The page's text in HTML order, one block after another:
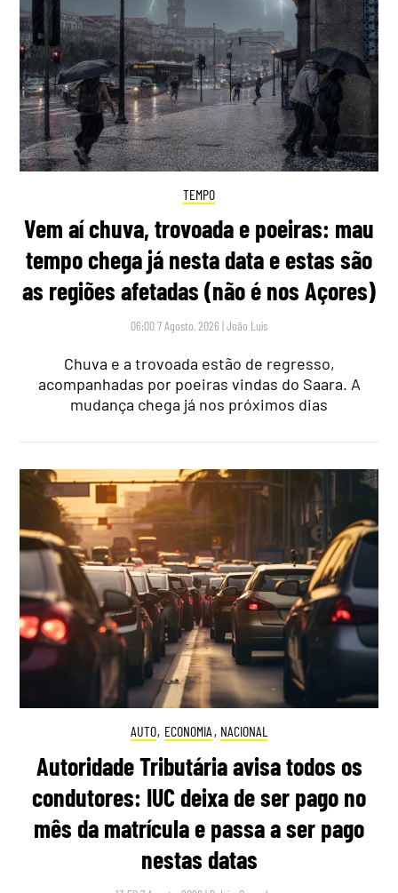
TEMPO
Vem aí chuva, trovoada e poeiras: mau
tempo chega já nesta data e estas são
as regiões afetadas (não é nos Açores)
06:00 7 Agosto, 2026 |João Luís
Chuva e a trovoada estão de regresso,
acompanhadas por poeiras vindas do Saara. A
mudança chega já nos próximos dias
AUTO, ECONOMIA , NACIONAL
Autoridade Tributária avisa todos os
condutores: IUC deixa de ser pago no
mês da matrícula e passa a ser pago
nestas datas